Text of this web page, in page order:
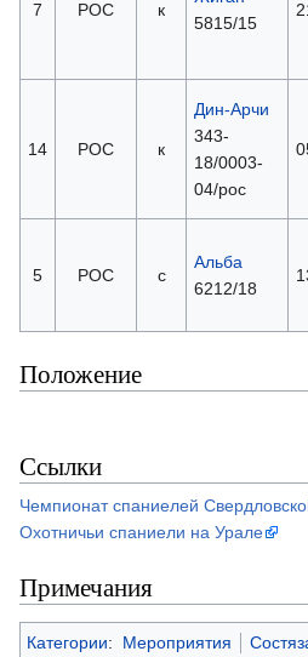
7 РОС к
5815/15
14 РОС к
Дин-Арчи
343-
18/0003-
04/рос
5 РОС с
Альба
6212/18
Положение
Ссылки
Чемпионат спаниелей
Охотничьи спаниели на Урале
Примечания
Категории: Мероприятия